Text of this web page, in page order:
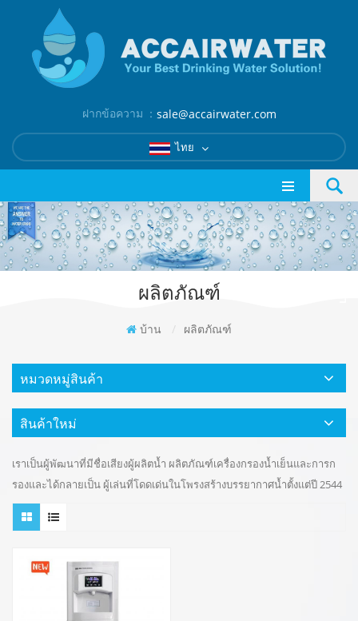
ฝากข้อความ ： sale@accairwater.com
ไทย
ผลิตภัณฑ์
บ้าน / ผลิตภัณฑ์
หมวดหมู่สินค้า
สินค้าใหม่
เราเป็นผู้พัฒนาที่มีชื่อเสียงผู้ผลิตน้ำ ผลิตภัณฑ์เครื่องกรองน้ำเย็นและการก
รองและได้กลายเป็น ผู้เล่นที่โดดเด่นในโพรงสร้างบรรยากาศน้ำตั้งแต่ปี 2544